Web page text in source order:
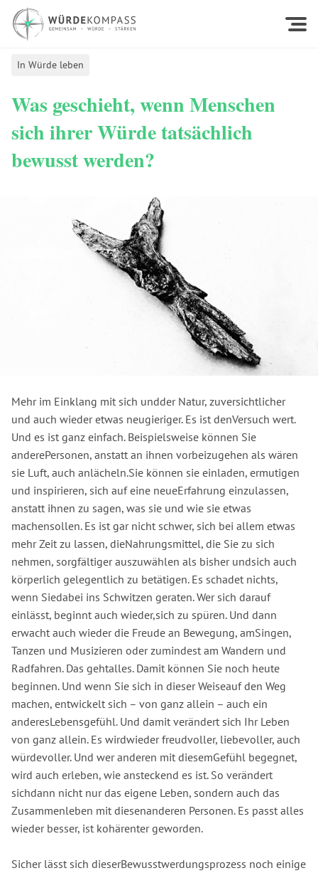
In Würde leben
Was geschieht, wenn Menschen
sich ihrer Würde tatsächlich
bewusst werden?
Mehr im Einklang mit sich undder Natur, zuversichtlicher
und auch wieder etwas neugieriger. Es ist denVersuch wert.
Und es ist ganz einfach. Beispielsweise können Sie
anderePersonen, anstatt an ihnen vorbeizugehen als wären
sie Luft, auch anlächeln.Sie können sie einladen, ermutigen
und inspirieren, sich auf eine neueErfahrung einzulassen,
anstatt ihnen zu sagen, was sie und wie sie etwas
machensollen. Es ist gar nicht schwer, sich bei allem etwas
mehr Zeit zu lassen, dieNahrungsmittel, die Sie zu sich
nehmen, sorgfältiger auszuwählen als bisher undsich auch
körperlich gelegentlich zu betätigen. Es schadet nichts,
wenn Siedabei ins Schwitzen geraten. Wer sich darauf
einlässt, beginnt auch wieder,sich zu spüren. Und dann
erwacht auch wieder die Freude an Bewegung, amSingen,
Tanzen und Musizieren oder zumindest am Wandern und
Radfahren. Das gehtalles. Damit können Sie noch heute
beginnen. Und wenn Sie sich in dieser Weiseauf den Weg
machen, entwickelt sich – von ganz allein – auch ein
anderesLebensgefühl. Und damit verändert sich Ihr Leben
von ganz allein. Es wirdwieder freudvoller, liebevoller, auch
würdevoller. Und wer anderen mit diesemGefühl begegnet,
wird auch erleben, wie ansteckend es ist. So verändert
sichdann nicht nur das eigene Leben, sondern auch das
Zusammenleben mit diesenanderen Personen. Es passt alles
wieder besser, ist kohärenter geworden.
Sicher lässt sich dieserBewusstwerdungsprozess noch einige